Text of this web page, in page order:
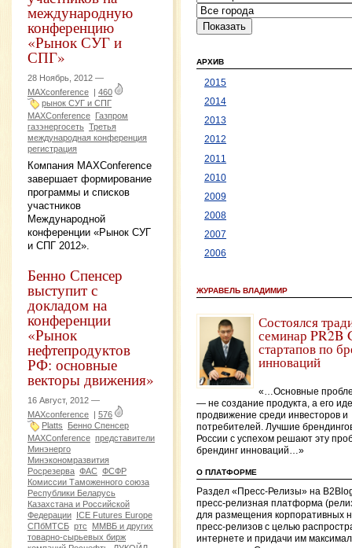
международную
конференцию
«Рынок СУГ и
СПГ»
28 Ноябрь, 2012 —
MAXconference | 460
рынок СУГ и СПГ
MAXConference Газпром
газэнергосеть Третья
международная конференция
регистрация
Компания MAXConference
завершает формирование
программы и списков
участников
Международной
конференции «Рынок СУГ
и СПГ 2012».
Бенно Спенсер
выступит с
докладом на
конференции
«Рынок
нефтепродуктов
РФ: основные
векторы движения»
16 Август, 2012 —
MAXconference | 576
Platts
Бенно Спенсер
MAXConference представители
Минэнерго
Минэкономразвития
Росрезерва ФАС ФСФР
Комиссии Таможенного союза
Республики Беларусь
Казахстана и Российской
Федерации ICE Futures Europe
СПбМТСБ ртс
ММВБ и других
товарно-сырьевых бирж
АРХИВ
2015
2014
2013
2012
2011
2010
2009
2008
2007
2006
ЖУРАВЕЛЬ ВЛАДИМИР
Состоялся
семинар PR2B
стартапов по
инноваций
«…Основные
— не создание продукта, а его
продвижение среди инвесторов и
потребителей. Лучшие
России с успехом решают эту
брендинг инноваций…»
О ПЛАТФОРМЕ
Раздел «Пресс-Релизы» на
пресс-релизная платформа
для размещения корпоративных
пресс-релизов с целью
интернете и придачи им